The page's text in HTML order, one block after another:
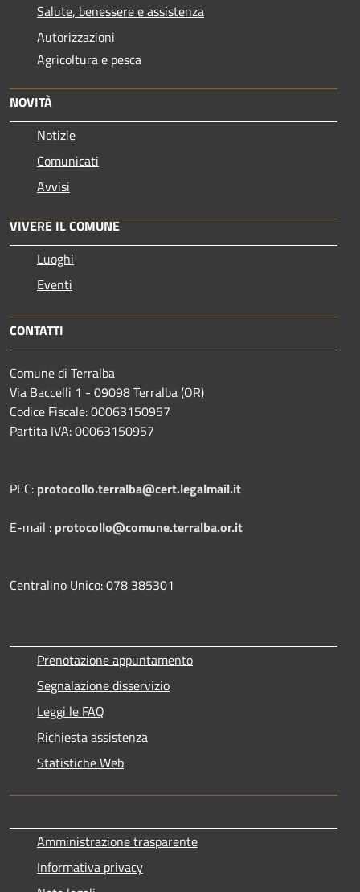
Salute, benessere e assistenza
Autorizzazioni
Agricoltura e pesca
NOVITÀ
Notizie
Comunicati
Avvisi
VIVERE IL COMUNE
Luoghi
Eventi
CONTATTI
Comune di Terralba
Via Baccelli 1 - 09098 Terralba (OR)
Codice Fiscale: 00063150957
Partita IVA: 00063150957
PEC: protocollo.terralba@cert.legalmail.it
E-mail : protocollo@comune.terralba.or.it
Centralino Unico: 078 385301
Prenotazione appuntamento
Segnalazione disservizio
Leggi le FAQ
Richiesta assistenza
Statistiche Web
Amministrazione trasparente
Informativa privacy